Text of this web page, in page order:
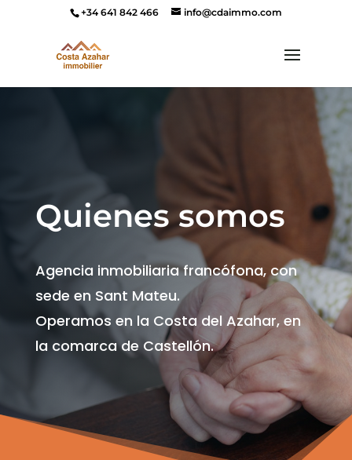
+34 641 842 466 info@cdaimmo.com
Quienes somos
Agencia inmobiliaria francófona, con
sede en Sant Mateu.
Operamos en la Costa del Azahar, en
la comarca de Castellón.